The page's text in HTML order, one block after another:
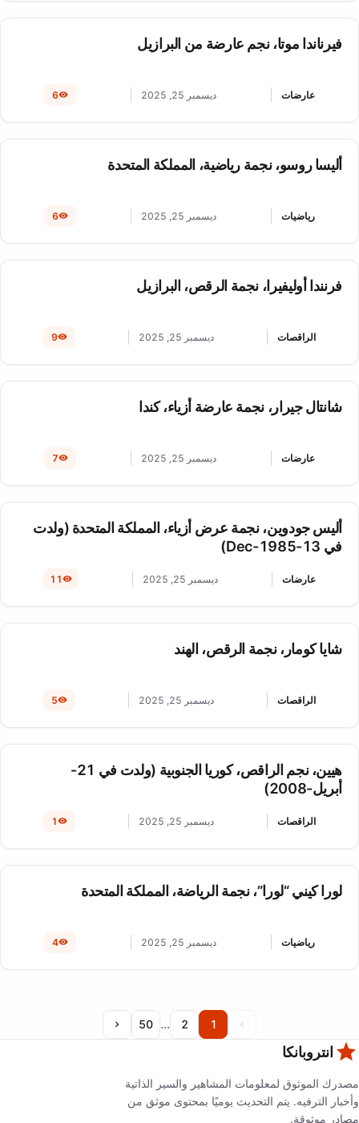
فيرناندا موتا، نجم عارضة من البرازيل
عارضات ديسمبر 25, 2025 6
أليسا روسو، نجمة رياضية، المملكة المتحدة
رياضيات ديسمبر 25, 2025 6
فرنندا أوليفيرا، نجمة الرقص، البرازيل
الراقصات ديسمبر 25, 2025 9
شانتال جيرار، نجمة عارضة أزياء، كندا
عارضات ديسمبر 25, 2025 7
أليس جودوين، نجمة عرض أزياء، المملكة المتحدة (ولدت
في 13-Dec-1985)
عارضات ديسمبر 25, 2025 11
شايا كومار، نجمة الرقص، الهند
الراقصات ديسمبر 25, 2025 5
هيين، نجم الراقص، كوريا الجنوبية (ولدت في 21-
أبريل-2008)
الراقصات ديسمبر 25, 2025 1
لورا كيني “لورا”، نجمة الرياضة، المملكة المتحدة
رياضيات ديسمبر 25, 2025 4
1
2
...
50
انتروبانكا
مصدرك الموثوق لمعلومات المشاهير والسير الذاتية
وأخبار الترفيه. يتم التحديث يوميًا بمحتوى موثق من
مصادر موثوقة.